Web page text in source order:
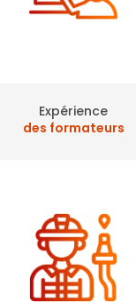
Expérience
des formateurs